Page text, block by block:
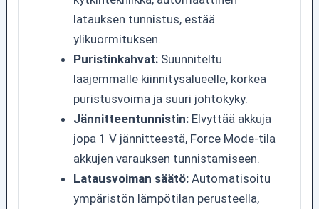
latauksen tunnistus, estää
ylikuormituksen.
Puristinkahvat:Suunniteltu
laajemmalle kiinnitysalueelle, korkea
puristusvoima ja suuri johtokyky.
Jännitteentunnistin:Elvyttää akkuja
jopa 1 V jännitteestä, Force Mode-tila
akkujen varauksen tunnistamiseen.
Latausvoiman säätö:Automatisoitu
ympäristön lämpötilan perusteella,